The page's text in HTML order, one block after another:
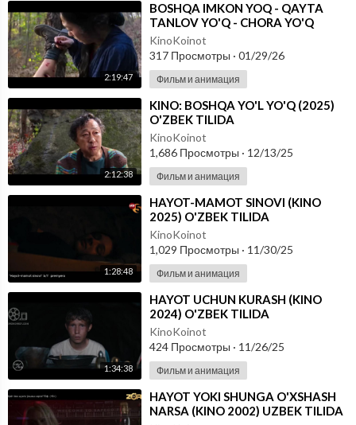
2:19:47
⁣BOSHQA IMKON YOQ - QAYTA
TANLOV YO'Q - CHORA YO'Q
(KOREYS KINO 2026) O'ZBEK
TILIDA
KinoKoinot
317 Просмотры · 01/29/26
Фильм и анимация
2:12:38
⁣KINO: BOSHQA YO'L YO'Q (2025)
O'ZBEK TILIDA
KinoKoinot
1,686 Просмотры · 12/13/25
Фильм и анимация
1:28:48
⁣HAYOT-MAMOT SINOVI (KINO
2025) O'ZBEK TILIDA
KinoKoinot
1,029 Просмотры · 11/30/25
Фильм и анимация
1:34:38
⁣HAYOT UCHUN KURASH (KINO
2024) O'ZBEK TILIDA
KinoKoinot
424 Просмотры · 11/26/25
Фильм и анимация
⁣HAYOT YOKI SHUNGA O'XSHASH
NARSA (KINO 2002) UZBEK TILIDA